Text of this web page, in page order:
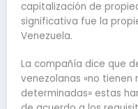
capitalización de
significativa fue la
Venezuela.
La compañía dice que
venezolanas «no
determinadas» estas